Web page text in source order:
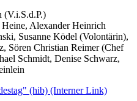
(V.i.S.d.P.)
Alexander Heinrich
Susanne Ködel (Volontärin),
Sören Christian Reimer (Chef
Schmidt, Denise Schwarz,
(hib) (Interner Link)